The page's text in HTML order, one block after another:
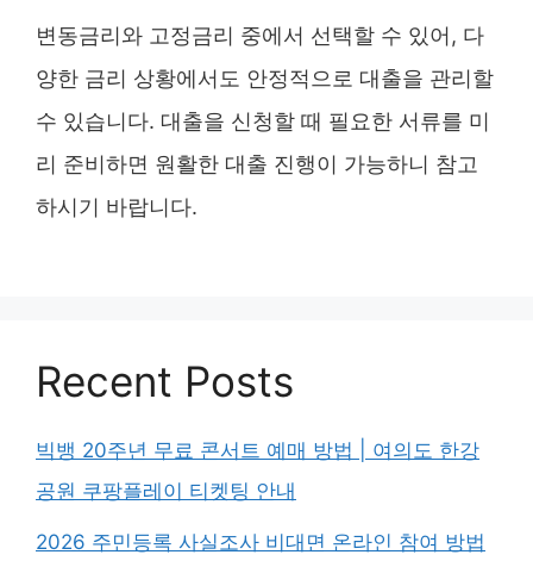
변동금리와 고정금리 중에서 선택할 수 있어, 다
양한 금리 상황에서도 안정적으로 대출을 관리할
수 있습니다. 대출을 신청할 때 필요한 서류를 미
리 준비하면 원활한 대출 진행이 가능하니 참고
하시기 바랍니다.
Recent Posts
빅뱅 20주년 무료 콘서트 예매 방법 | 여의도 한강
공원 쿠팡플레이 티켓팅 안내
2026 주민등록 사실조사 비대면 온라인 참여 방법